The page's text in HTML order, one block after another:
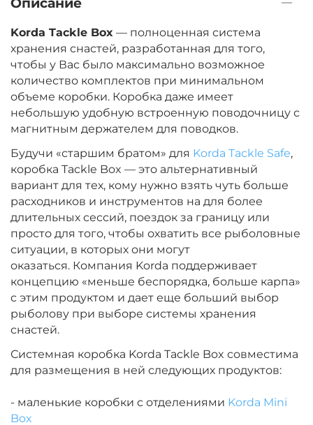
Korda Tackle Box — полноценная система
хранения снастей, разработанная для того,
чтобы у Вас было максимально возможное
количество комплектов при минимальном
объеме коробки. Коробка даже имеет
небольшую удобную встроенную поводочницу с
магнитным держателем для поводков.
Будучи «старшим братом» для Korda Tackle Safe,
коробка Tackle Box — это альтернативный
вариант для тех, кому нужно взять чуть больше
расходников и инструментов на для более
длительных сессий, поездок за границу или
просто для того, чтобы охватить все рыболовные
ситуации, в которых они могут
оказаться. Компания Korda поддерживает
концепцию «меньше беспорядка, больше карпа»
с этим продуктом и дает еще больший выбор
рыболову при выборе системы хранения
снастей.
Системная коробка Korda Tackle Box совместима
для размещения в ней следующих продуктов:
- маленькие коробки с отделениями Korda Mini
Box